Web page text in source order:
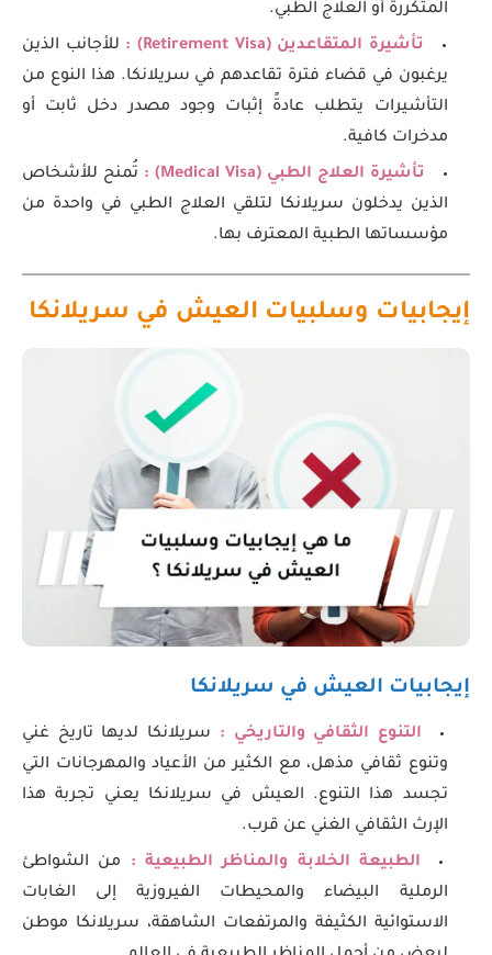
المتكررة أو العلاج الطبي.
تأشيرة المتقاعدين (Retirement Visa) :
للأجانب الذين
يرغبون في قضاء فترة تقاعدهم في سريلانكا. هذا النوع من
التأشيرات يتطلب عادةً إثبات وجود مصدر دخل ثابت أو
مدخرات كافية.
تأشيرة العلاج الطبي (Medical Visa) :
تُمنح للأشخاص
الذين يدخلون سريلانكا لتلقي العلاج الطبي في واحدة من
مؤسساتها الطبية المعترف بها.
إيجابيات وسلبيات العيش في سريلانكا
إيجابيات العيش في سريلانكا
التنوع الثقافي والتاريخي :
سريلانكا لديها تاريخ غني
وتنوع ثقافي مذهل، مع الكثير من الأعياد والمهرجانات التي
تجسد هذا التنوع. العيش في سريلانكا يعني تجربة هذا
الإرث الثقافي الغني عن قرب.
الطبيعة الخلابة والمناظر الطبيعية : من الشواطئ
الرملية البيضاء والمحيطات الفيروزية إلى الغابات
الاستوائية الكثيفة والمرتفعات الشاهقة، سريلانكا موطن